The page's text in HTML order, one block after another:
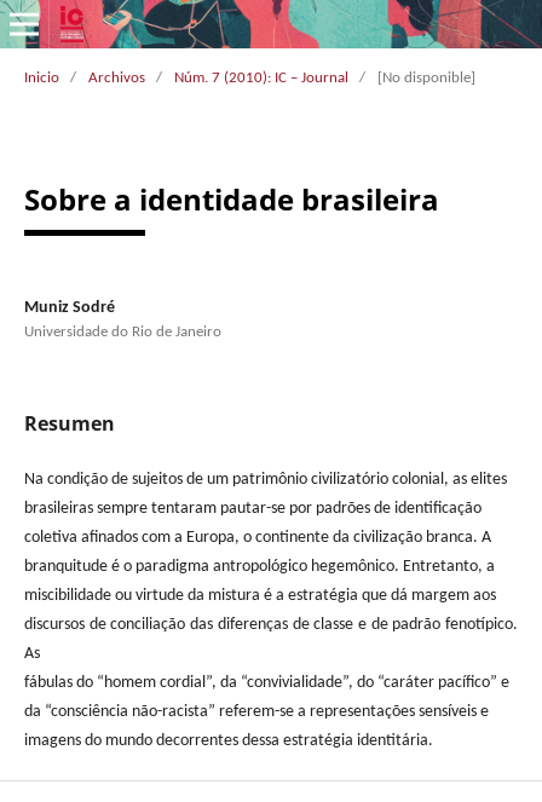
Inicio / Archivos / Núm. 7 (2010): IC – Journal / [No disponible]
Sobre a identidade brasileira
Muniz Sodré
Universidade do Rio de Janeiro
Resumen
Na condição de sujeitos de um patrimônio civilizatório colonial, as elites
brasileiras sempre tentaram pautar-se por padrões de identificação
coletiva afinados com a Europa, o continente da civilização branca. A
branquitude é o paradigma antropológico hegemônico. Entretanto, a
miscibilidade ou virtude da mistura é a estratégia que dá margem aos
discursos de conciliação das diferenças de classe e de padrão fenotípico.
As
fábulas do “homem cordial”, da “convivialidade”, do “caráter pacífico” e
da “consciência não-racista” referem-se a representações sensíveis e
imagens do mundo decorrentes dessa estratégia identitária.